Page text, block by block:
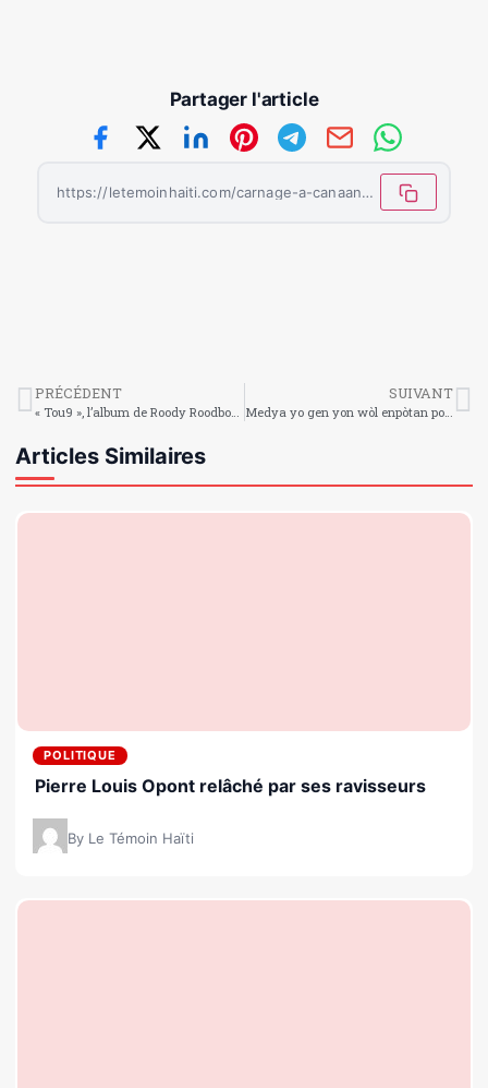
Partager l'article
https://letemoinhaiti.com/carnage-a-canaan-le-pasteur-marco-decline-l-invitation-de-la-dcpj/
PRÉCÉDENT SUIVANT
Medya yo gen yon wòl enpòtan pou jwe nan sosyete a. Yo enfòme nou, edike nou, amize nou, sansibilize nou
Articles Similaires
POLITIQUE
Pierre Louis Opont relâché par ses ravisseurs
By Le Témoin Haïti